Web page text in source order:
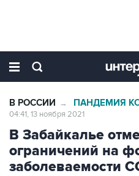
В РОССИИ → ПАНДЕМИЯ
04:41, 13 ноября 2021
В Забайкалье
ограничений на
заболеваемости